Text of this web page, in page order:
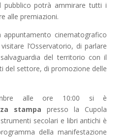
pubblico potrà ammirare tutti i
alle premiazioni.
cinematografico
l’Osservatorio, di parlare
del territorio con il
del settore, di promozione delle
alle ore 10:00 si è
stampa presso la Cupola
secolari e libri antichi è
della manifestazione